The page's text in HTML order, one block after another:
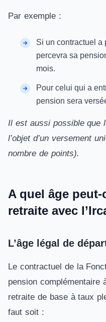
Par exemple :
Si un contractuel a
percevra sa
mois.
Pour celui qui a
pension sera
Il est aussi possible que
l’objet d’un versement
nombre de points).
A quel âge
retraite avec
L’âge légal de
Le contractuel de la
pension complémentaire
retraite de base à taux
faut soit :